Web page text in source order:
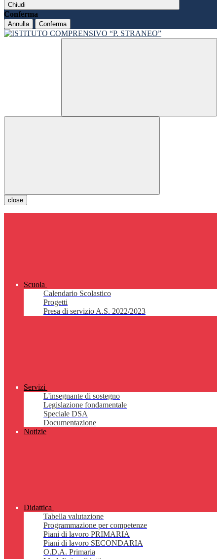
Chiudi
Conferma
Annulla Conferma
close
Scuola
Calendario Scolastico
Progetti
Presa di servizio A.S. 2022/2023
Servizi
L'insegnante di sostegno
Legislazione fondamentale
Speciale DSA
Documentazione
Notizie
Didattica
Tabella valutazione
Programmazione per competenze
Piani di lavoro PRIMARIA
Piani di lavoro SECONDARIA
O.D.A. Primaria